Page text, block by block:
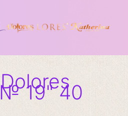
19" 40